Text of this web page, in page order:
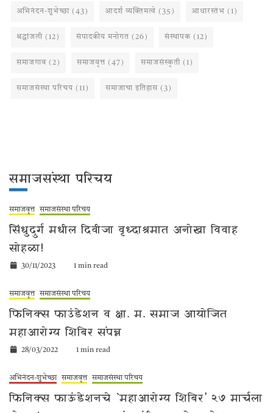
अभिनंदन-शुभेच्छा (43) आदर्श व्यक्तिमत्वे (35) आधारस्तंभ (1)
श्रद्धांजली (12) संपादकीय मनोगत (26) संस्थापक (12)
समाजगाव (2) समाजवृत्त (47) समाजसंस्कृती (1)
समाजसंस्था परिचय (11) समाजाचा इतिहास (3)
समाजसंस्था परिचय
समाजवृत्त समाजसंस्था परिचय
सिंधुदुर्ग मधील दिवीजा वृध्दाश्रमात अनोखा विवाह
सोहळा!
30/11/2023 1 min read
समाजवृत्त समाजसंस्था परिचय
फिनिक्स फाउंडेशन व क्षा. म. समाज आयोजित
महाआरोग्य शिबिर संपन्न
28/03/2022 1 min read
अभिनंदन-शुभेच्छा समाजवृत्त समाजसंस्था परिचय
फिनिक्स फाऊंडेशनचे `महाआरोग्य शिबिर’ २७ मार्चला